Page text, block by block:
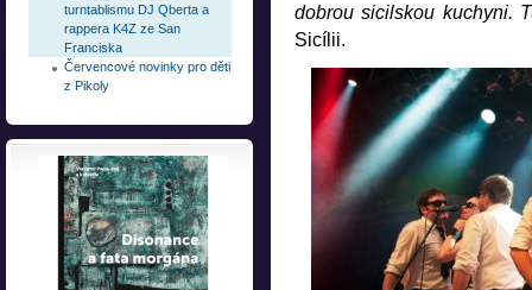
dobrou sicilskou kuchyni.
Sicílii.
turntablismu DJ Qberta a
rappera K4Z ze San
Franciska
Červencové novinky pro děti
z Pikoly